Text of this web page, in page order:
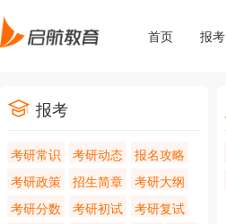
首页 报考
报考
考研常识 考研动态
报名攻略
考研政策
招生简章
考研大纲
考研分数
考研初试
考研复试